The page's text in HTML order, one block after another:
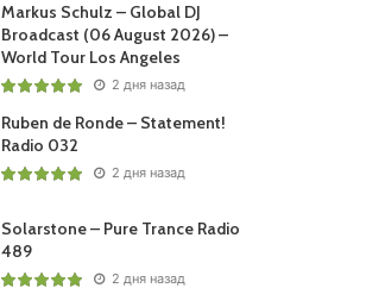
Markus Schulz – Global DJ
Broadcast (06 August 2026) –
World Tour Los Angeles
2 дня назад
Ruben de Ronde – Statement!
Radio 032
2 дня назад
Solarstone – Pure Trance Radio
489
2 дня назад